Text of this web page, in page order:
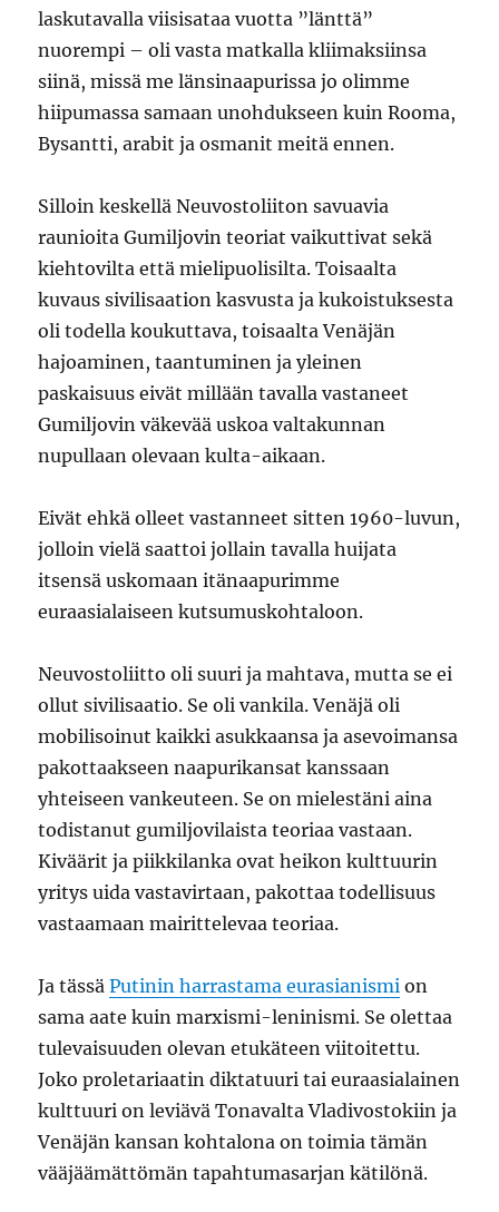
laskutavalla viisisataa vuotta ”länttä”
nuorempi – oli vasta matkalla kliimaksiinsa
siinä, missä me länsinaapurissa jo olimme
hiipumassa samaan unohdukseen kuin Rooma,
Bysantti, arabit ja osmanit meitä ennen.
Silloin keskellä Neuvostoliiton savuavia
raunioita Gumiljovin teoriat vaikuttivat sekä
kiehtovilta että mielipuolisilta. Toisaalta
kuvaus sivilisaation kasvusta ja kukoistuksesta
oli todella koukuttava, toisaalta Venäjän
hajoaminen, taantuminen ja yleinen
paskaisuus eivät millään tavalla vastaneet
Gumiljovin väkevää uskoa valtakunnan
nupullaan olevaan kulta-aikaan.
Eivät ehkä olleet vastanneet sitten 1960-luvun,
jolloin vielä saattoi jollain tavalla huijata
itsensä uskomaan itänaapurimme
euraasialaiseen kutsumuskohtaloon.
Neuvostoliitto oli suuri ja mahtava, mutta se ei
ollut sivilisaatio. Se oli vankila. Venäjä oli
mobilisoinut kaikki asukkaansa ja asevoimansa
pakottaakseen naapurikansat kanssaan
yhteiseen vankeuteen. Se on mielestäni aina
todistanut gumiljovilaista teoriaa vastaan.
Kiväärit ja piikkilanka ovat heikon kulttuurin
yritys uida vastavirtaan, pakottaa todellisuus
vastaamaan mairittelevaa teoriaa.
Ja tässäPutinin harrastama eurasianismi on
sama aate kuin marxismi-leninismi. Se olettaa
tulevaisuuden olevan etukäteen viitoitettu.
Joko proletariaatin diktatuuri tai euraasialainen
kulttuuri on leviävä Tonavalta Vladivostokiin ja
Venäjän kansan kohtalona on toimia tämän
vääjäämättömän tapahtumasarjan kätilönä.